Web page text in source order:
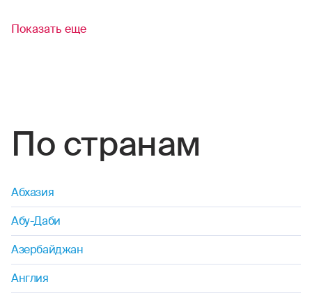
мотогонки
поездки (на мопедах, мотоциклах.
мотороллерах, квадроциклах, снегоходах,
скутерах, мотобайках)
прыжки с парашютом
Показать еще
По странам
Абхазия
Абу-Даби
Азербайджан
Англия